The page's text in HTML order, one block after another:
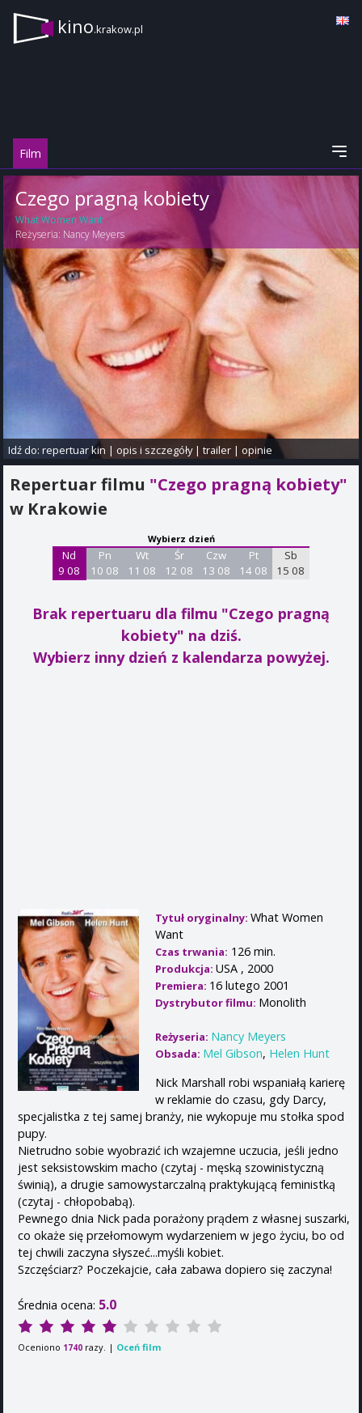
kino.krakow.pl
Film
Czego pragną kobiety
What Women Want
Reżyseria: Nancy Meyers
Idź do:repertuar kin |opis i szczegóły|trailer |opinie
Repertuar filmu "Czego pragną kobiety"
w Krakowie
Wybierz dzień
Nd
9 08
Pn
10 08
Wt
11 08
Śr
12 08
Czw
13 08
Pt
14 08
Sb
15 08
Brak repertuaru dla filmu "Czego pragną
kobiety" na dziś.
Wybierz inny dzień z kalendarza powyżej.
Tytuł oryginalny: What Women
Want
Czas trwania: 126 min.
Produkcja: USA , 2000
Premiera: 16 lutego 2001
Dystrybutor filmu: Monolith
Reżyseria: Nancy Meyers
Obsada: Mel Gibson, Helen Hunt
Nick Marshall robi wspaniałą karierę
w reklamie do czasu, gdy Darcy,
specjalistka z tej samej branży, nie wykopuje mu stołka spod
pupy.
Nietrudno sobie wyobrazić ich wzajemne uczucia, jeśli jedno
jest seksistowskim macho (czytaj - męską szowinistyczną
świnią), a drugie samowystarczalną praktykującą feministką
(czytaj - chłopobabą).
Pewnego dnia Nick pada porażony prądem z własnej suszarki,
co okaże się przełomowym wydarzeniem w jego życiu, bo od
tej chwili zaczyna słyszeć...myśli kobiet.
Szczęściarz? Poczekajcie, cała zabawa dopiero się zaczyna!
Średnia ocena: 5.0
Oceniono 1740 razy. | Oceń film